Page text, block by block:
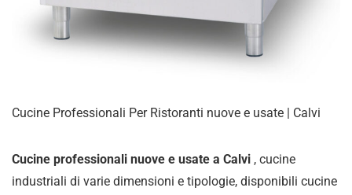
Cucine Professionali Per Ristoranti nuove e usate | Calvi
Cucine professionali nuove e usate a Calvi , cucine
industriali di varie dimensioni e tipologie, disponibili cucine